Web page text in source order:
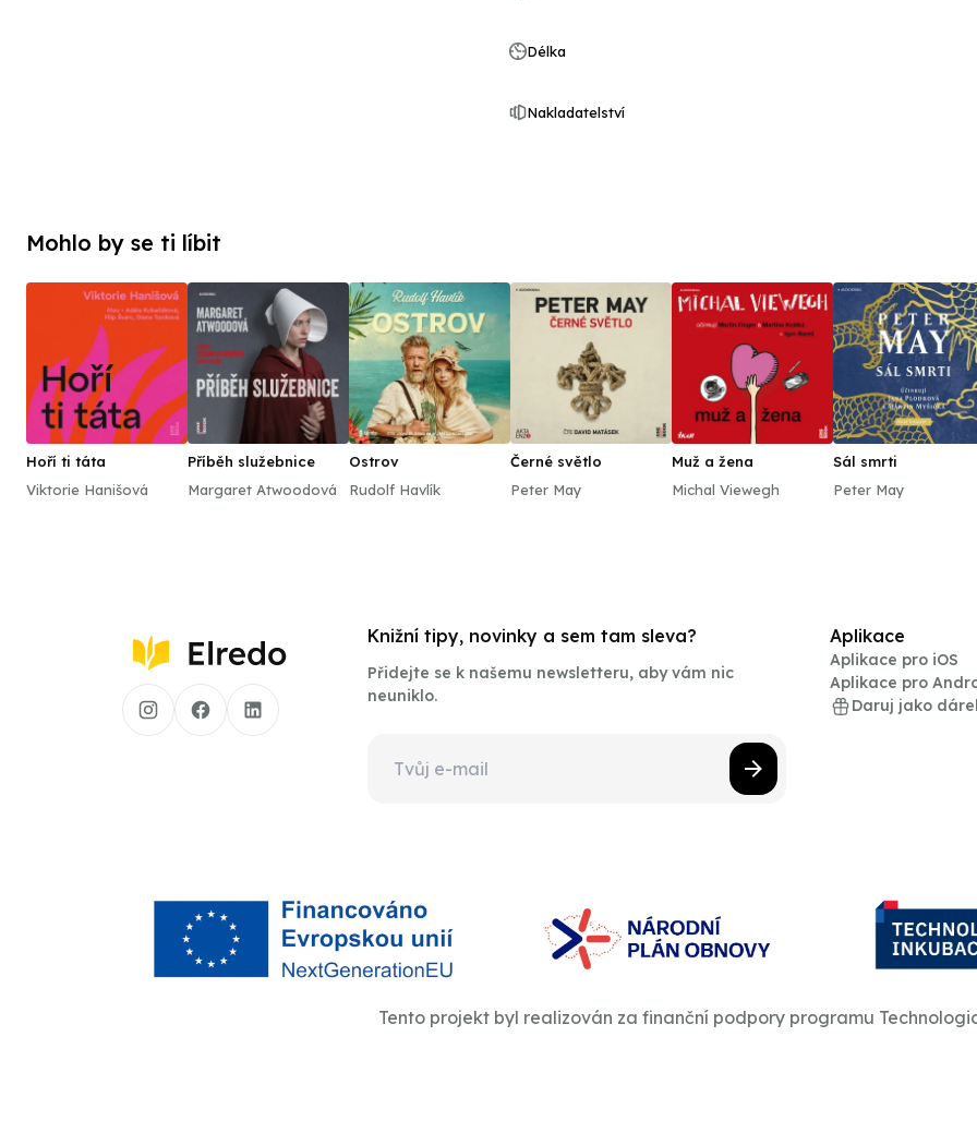
(2014), Pět mrtvých psů (2016), Já, Mattoni (2016),
Renata Kalenská byla nominována na Cenu Sazky a
Délka
Nakladatelství
Mohlo by se ti líbit
Hoří ti táta
Viktorie Hanišová
Příběh služebnice
Margaret Atwoodová
Ostrov
Rudolf Havlík
Černé světlo
Peter May
Muž a žena
Michal Viewegh
Sál smrti
Peter May
Knižní tipy, novinky a sem tam sleva?
Přidejte se k našemu newsletteru, aby vám nic
neuniklo.
Aplikace
Aplikace pro iOS
Aplikace pro
Daruj jako
Tento projekt byl realizován za finanční podpory programu